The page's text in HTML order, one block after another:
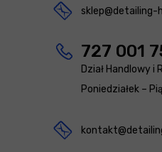
sklep@detailing-
727 001
Dział Handlowy i
Poniedziałek –